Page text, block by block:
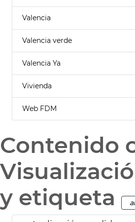
Valencia
Valencia verde
Valencia Ya
Vivienda
Web FDM
Contenido
y etiqueta